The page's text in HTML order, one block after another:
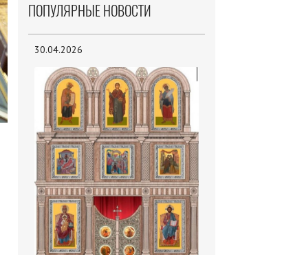
ПОПУЛЯРНЫЕ НОВОСТИ
30.04.2026